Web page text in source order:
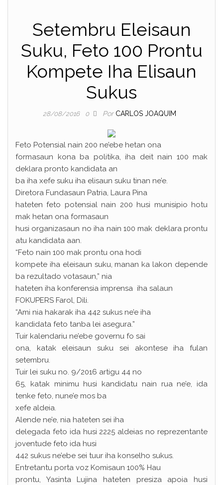
Setembru Eleisaun
Suku, Feto 100 Prontu
Kompete Iha Elisaun
Sukus
28/08/2016 0 Por CARLOS JOAQUIM
Feto Potensial nain 200 ne’ebe hetan ona
formasaun kona ba politika, iha deit nain 100 mak
deklara pronto kandidata an
ba iha xefe suku iha elisaun suku tinan ne’e.
Diretora Fundasaun Patria, Laura Pina
hateten feto potensial nain 200 husi munisipio hotu
mak hetan ona formasaun
husi organizasaun no iha nain 100 mak deklara prontu
atu kandidata aan.
“Feto nain 100 mak prontu ona hodi
kompete iha eleisaun suku, manan ka lakon depende
ba rezultado votasaun,” nia
hateten iha konferensia imprensa iha salaun
FOKUPERS Farol, Dili.
“Ami nia hakarak iha 442 sukus ne’e iha
kandidata feto tanba lei asegura.”
Tuir kalendariu ne’ebe governu fo sai
ona, katak eleisaun suku sei akontese iha fulan
setembru.
Tuir lei suku no. 9/2016 artigu 44 no
65, katak minimu husi kandidatu nain rua ne’e, ida
tenke feto, nune’e mos ba
xefe aldeia.
Alende ne’e, nia hateten sei iha
delegada feto ida husi 2225 aldeias no reprezentante
joventude feto ida husi
442 sukus ne’ebe sei tuur iha konselho sukus.
Entretantu porta voz Komisaun 100% Hau
prontu, Yasinta Lujina hateten presiza apoia husi